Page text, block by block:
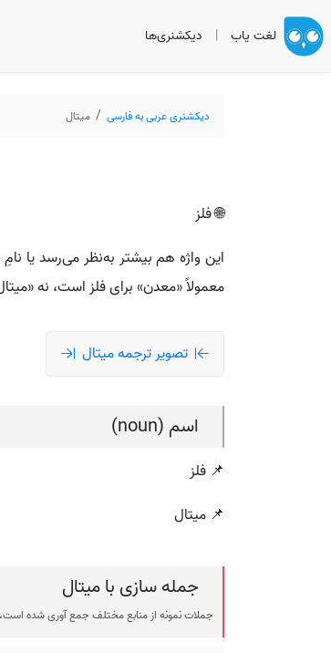
لغت یاب | دیکشنری‌ها
دیکشنری عربی به فارسی ميتال
🌐 فلز
معمولاً «معدن» برای فلز است، نه
تصویر ترجمه ميتال
اسم (noun)
📌 فلز
📌 میتال
جمله سازی با ميتال
جملات نمونه از منابع مختلف جمع آوری شده